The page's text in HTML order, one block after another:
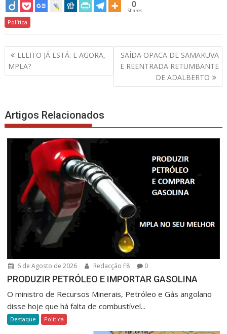
0
Shares
Política
Navegação
de
artigos
ELEITO JÁ ESTÁ. E AGORA,
MPLA?
SAÍDA OPACA DE SAMAKUVA
E REENTRADA RETUMBANTE
DE ADALBERTO
Artigos Relacionados
6 de Agosto de 2026 Redacção F8 0
PRODUZIR PETRÓLEO E IMPORTAR GASOLINA
O ministro de Recursos Minerais, Petróleo e Gás angolano
disse hoje que há falta de combustível...
Destaque Política